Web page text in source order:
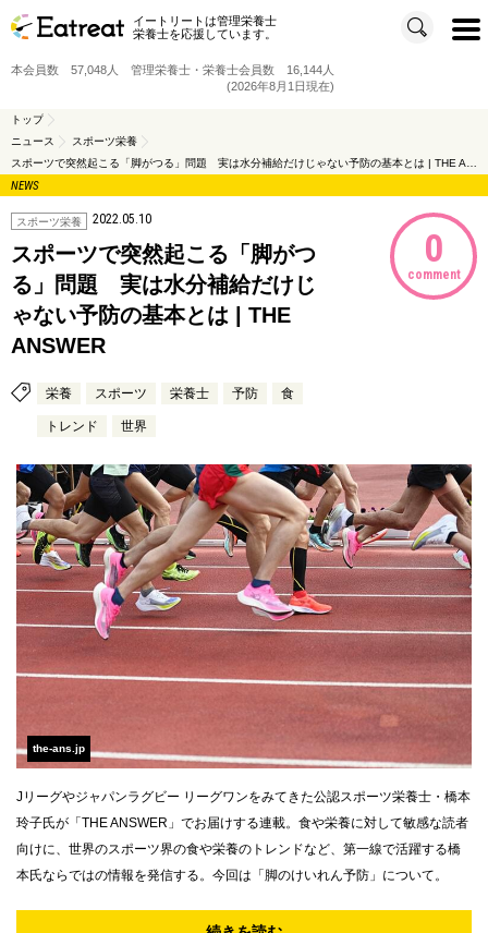
イートリートは管理栄養士
栄養士を応援しています。
t
o
t
i
本会員数 57,048人 管理栄養士・栄養士会員数 16,144人
(2026年8月1日現在)
トップ
ニュース
スポーツ栄養
NEWS
スポーツ栄養 2022.05.10
スポーツで突然起こる「脚がつ
る」問題 実は水分補給だけじ
ゃない予防の基本とは | THE
ANSWER
栄養 スポーツ 栄養士 予防 食
トレンド 世界
0
comment
the-ans.jp
Jリーグやジャパンラグビー リーグワンをみてきた公認スポーツ栄養士・橋本
玲子氏が「THE ANSWER」でお届けする連載。食や栄養に対して敏感な読者
向けに、世界のスポーツ界の食や栄養のトレンドなど、第一線で活躍する橋
本氏ならではの情報を発信する。今回は「脚のけいれん予防」について。